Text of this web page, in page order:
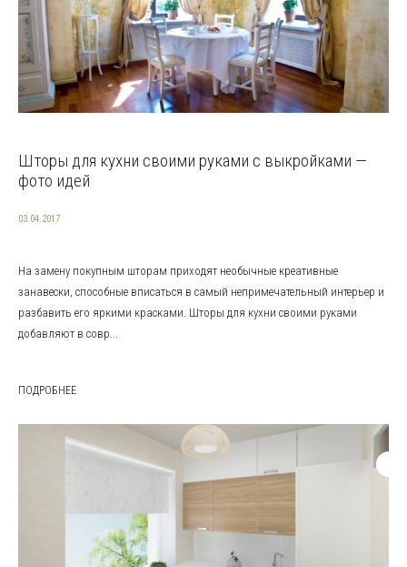
Шторы для кухни своими руками с выкройками —
фото идей
03.04.2017
На замену покупным шторам приходят необычные креативные
занавески, способные вписаться в самый непримечательный интерьер и
разбавить его яркими красками. Шторы для кухни своими руками
добавляют в совр...
ПОДРОБНЕЕ